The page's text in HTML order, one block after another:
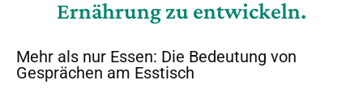
Ernährung zu entwickeln.
Mehr als nur Essen: Die Bedeutung von
Gesprächen am Esstisch